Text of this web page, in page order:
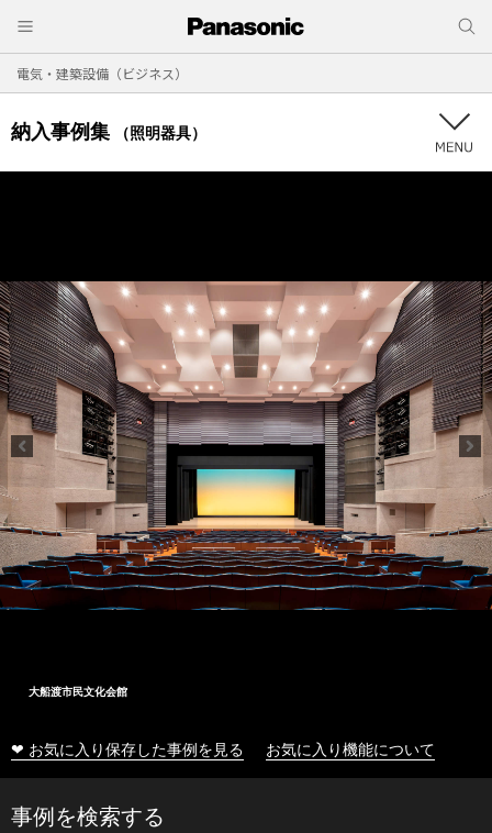
電気・建築設備（ビジネス）
納入事例集 （照明器具）
大船渡市民文化会館
❤ お気に入り保存した事例を見る お気に入り機能について
事例を検索する